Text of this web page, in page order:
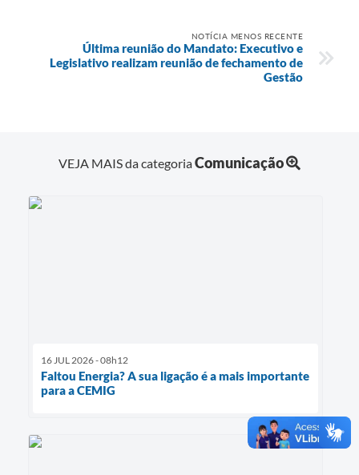
NOTÍCIA MENOS RECENTE
Última reunião do Mandato: Executivo e
Legislativo realizam reunião de fechamento de
Gestão
VEJA MAIS da categoriaComunicação
16 JUL 2026 - 08h12
Faltou Energia? A sua ligação é a mais importante
para a CEMIG